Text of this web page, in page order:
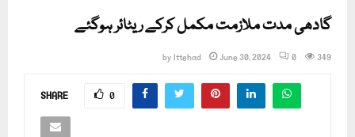
گادھی مدت ملازمت مکمل کرکے ریٹائر ہوگئے
byIttehad June 30, 2024 0 349
SHARE 0